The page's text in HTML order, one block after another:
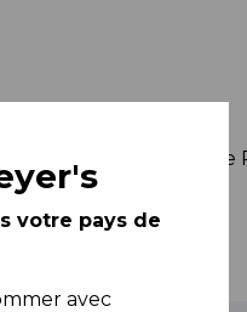
votre pays de
avec
de la Banque